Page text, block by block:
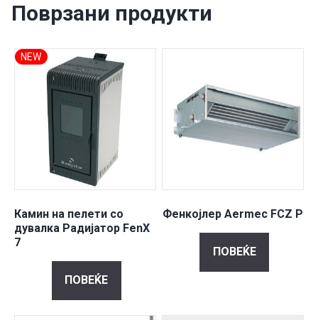
Поврзани продукти
NEW
Камин на пелети со
дувалка Радијатор FenX
7
ПОВЕЌЕ
Фенкојлер Aermec FCZ P
ПОВЕЌЕ